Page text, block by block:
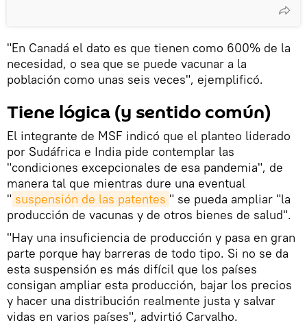
"En Canadá el dato es que tienen como 600% de la
necesidad, o sea que se puede vacunar a la
población como unas seis veces", ejemplificó.
Tiene lógica (y sentido común)
El integrante de MSF indicó que el planteo liderado
por Sudáfrica e India pide contemplar las
"condiciones excepcionales de esa pandemia", de
manera tal que mientras dure una eventual
" suspensión de las patentes " se pueda ampliar "la
producción de vacunas y de otros bienes de salud".
"Hay una insuficiencia de producción y pasa en gran
parte porque hay barreras de todo tipo. Si no se da
esta suspensión es más difícil que los países
consigan ampliar esta producción, bajar los precios
y hacer una distribución realmente justa y salvar
vidas en varios países", advirtió Carvalho.